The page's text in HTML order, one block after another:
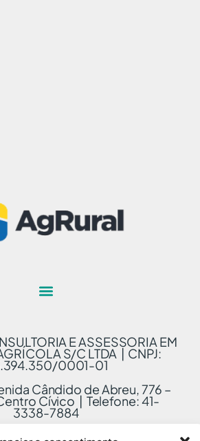
E ASSESSORIA EM
S/C LTDA | CNPJ:
0001-01
Cândido de Abreu, 776 –
Cívico | Telefone: 41-
3338-7884